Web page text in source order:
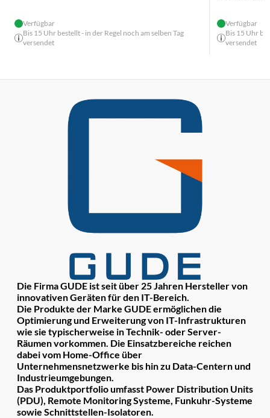
Verfügbar
Bis 15 Uhr bestellt - in der Regel noch am selben Tag
versendet
Verfügbar
Bis 15 Uhr
versendet
Die Firma GUDE ist seit über 25 Jahren Hersteller von
innovativen Geräten für den IT-Bereich.
Die Produkte der Marke GUDE ermöglichen die
Optimierung und Erweiterung von IT-Infrastrukturen
wie sie typischerweise in Technik- oder Server-
Räumen vorkommen. Die Einsatzbereiche reichen
dabei vom Home-Office über
Unternehmensnetzwerke bis hin zu Data-Centern und
Industrieumgebungen.
Das Produktportfolio umfasst Power Distribution Units
(PDU), Remote Monitoring Systeme, Funkuhr-Systeme
sowie Schnittstellen-Isolatoren.